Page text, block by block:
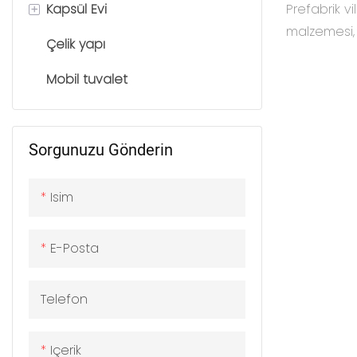
+ Kapsül Evi
Uzay Kapsülü Evi
Elma Kabini
Çelik yapı
Mobil tuvalet
Sorgunuzu Gönderin
Isim
E-Posta
Telefon
Içerik
Prefabrik